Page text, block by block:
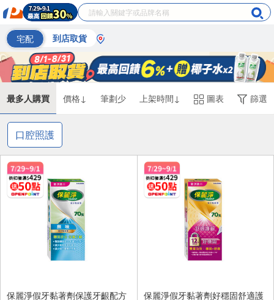
宅配 到店取貨
最多人購買 價格↓ 筆劃少 上架時間↓ 圖表 篩選
口腔照護
保麗淨假牙黏著劑保護牙齦配方
保麗淨假牙黏著劑好穩固舒適護